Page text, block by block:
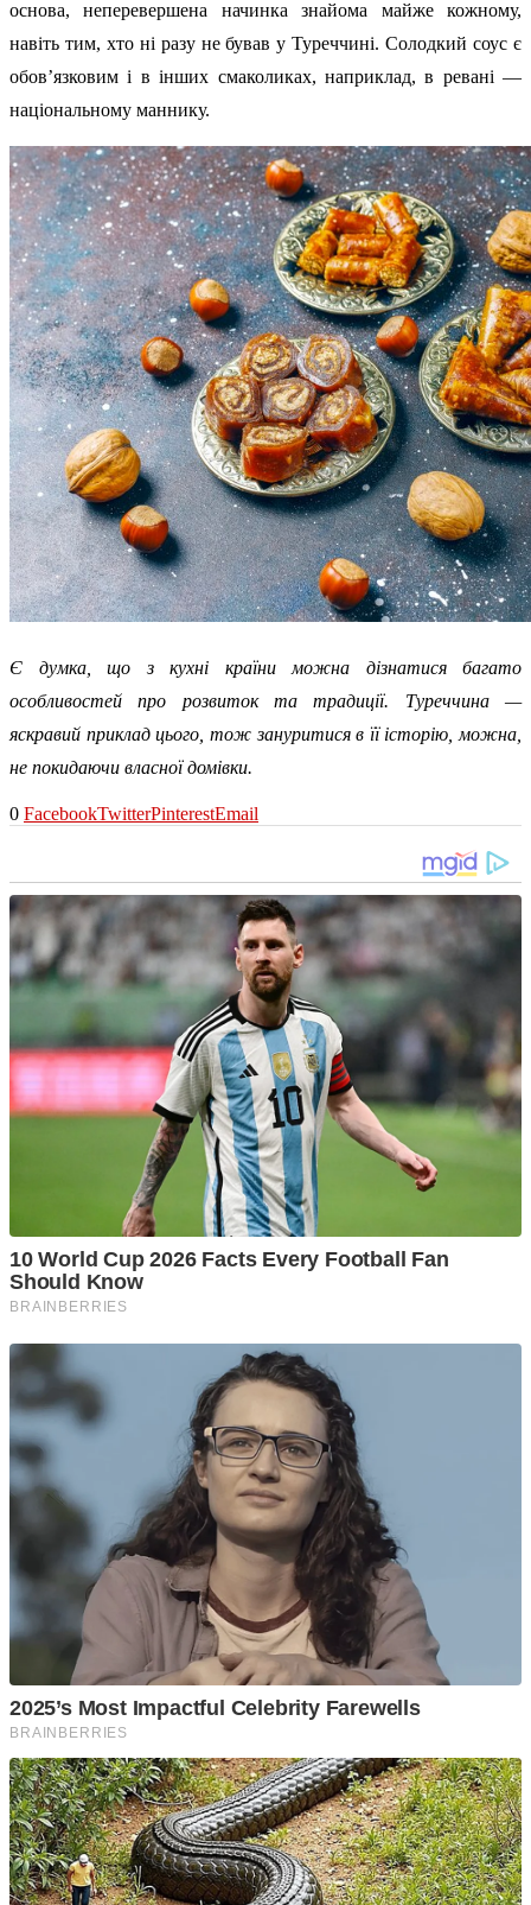
основа, неперевершена начинка знайома майже кожному,
навіть тим, хто ні разу не бував у Туреччині. Солодкий соус є
обов’язковим і в інших смаколиках, наприклад, в ревані —
національному маннику.
Є думка, що з кухні країни можна дізнатися багато
особливостей про розвиток та традиції. Туреччина —
яскравий приклад цього, тож зануритися в її історію, можна,
не покидаючи власної домівки.
0 FacebookTwitterPinterestEmail